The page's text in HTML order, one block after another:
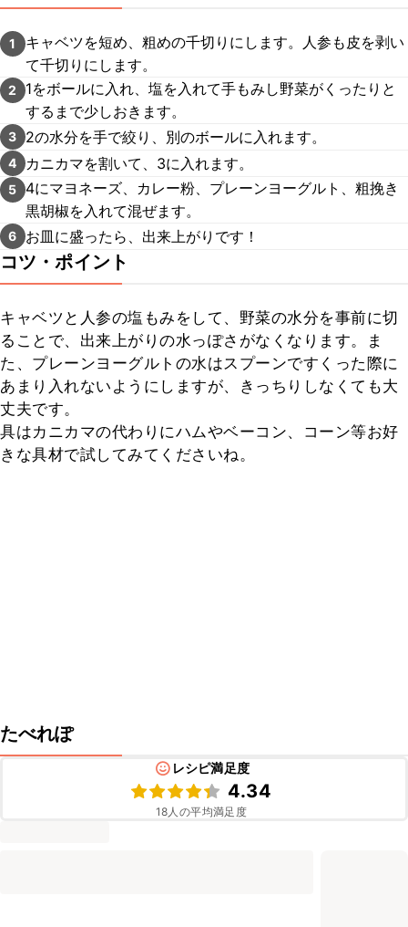
1
キャベツを短め、粗めの千切りにします。人参も皮を剥い
て千切りにします。
2
1をボールに入れ、塩を入れて手もみし野菜がくったりと
するまで少しおきます。
3 2の水分を手で絞り、別のボールに入れます。
4 カニカマを割いて、3に入れます。
5
4にマヨネーズ、カレー粉、プレーンヨーグルト、粗挽き
黒胡椒を入れて混ぜます。
6 お皿に盛ったら、出来上がりです！
コツ・ポイント
キャベツと人参の塩もみをして、野菜の水分を事前に切
ることで、出来上がりの水っぽさがなくなります。ま
た、プレーンヨーグルトの水はスプーンですくった際に
あまり入れないようにしますが、きっちりしなくても大
丈夫です。
具はカニカマの代わりにハムやベーコン、コーン等お好
きな具材で試してみてくださいね。
たべれぽ
レシピ満足度
4.34
18人の平均満足度